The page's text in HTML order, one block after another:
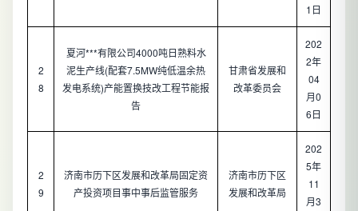
1日
2
8
夏河***有限公司4000吨日熟料水
泥生产线(配套7.5MW纯低温余热
发电系统)产能置换技改工程节能报
告
甘肃省发展和
改革委员会
202
2年
04
月0
6日
2
9
济南市历下区发展和改革局固定资
产投资项目事中事后监管服务
济南市历下区
发展和改革局
202
5年
11
月3